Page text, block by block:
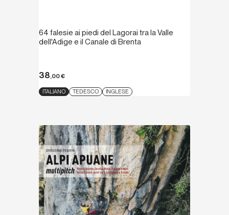
64 falesie ai piedi del Lagorai tra la Valle
dell'Adige e il Canale di Brenta
38,00€
ITALIANO TEDESCO INGLESE
Scopri